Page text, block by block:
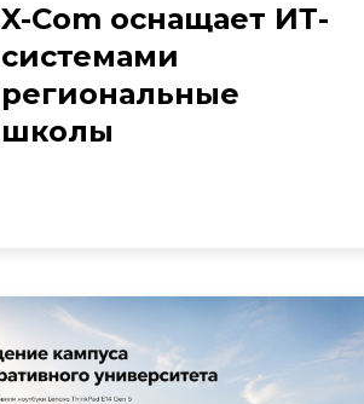
X-Com оснащает ИТ-
системами
региональные
школы